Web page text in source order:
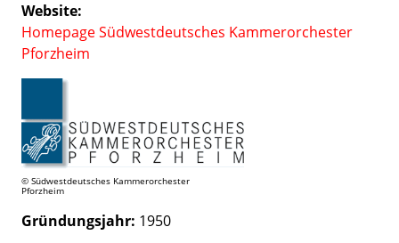
Website
Homepage Südwestdeutsches Kammerorchester
Pforzheim
© Südwestdeutsches Kammerorchester
Pforzheim
Gründungsjahr: 1950